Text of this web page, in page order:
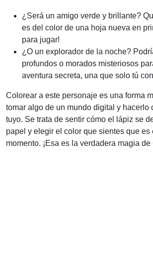
¿Será un amigo verde y brillante?
es del color de una hoja nueva en
para jugar!
¿O un explorador de la noche?
profundos o morados misteriosos
aventura secreta, una que solo tú
Colorear a este personaje es una forma
tomar algo de un mundo digital y hacerlo
tuyo. Se trata de sentir cómo el lápiz se
papel y elegir el color que sientes que es
momento. ¡Esa es la verdadera magia de